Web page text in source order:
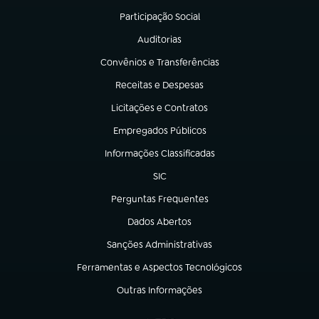
Participação Social
(abre em nova aba)
Auditorias
(abre em nova aba)
Convênios e Transferências
(abre em nova aba)
Receitas e Despesas
(abre em nova aba)
Licitações e Contratos
(abre em nova aba)
Empregados Públicos
(abre em nova aba)
Informações Classificadas
(abre em nova aba)
SIC
(abre em nova aba)
Perguntas Frequentes
(abre em nova aba)
Dados Abertos
(abre em nova aba)
Sanções Administrativas
(abre em nova aba)
Ferramentas e Aspectos Tecnológicos
(abre em nova aba)
Outras Informações
(abre em nova aba)